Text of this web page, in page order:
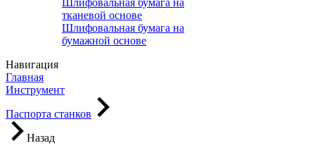
Шлифовальная бумага на
тканевой основе
Шлифовальная бумага на
бумажной основе
Навигация
Главная
Инструмент
Паспорта станков
Назад